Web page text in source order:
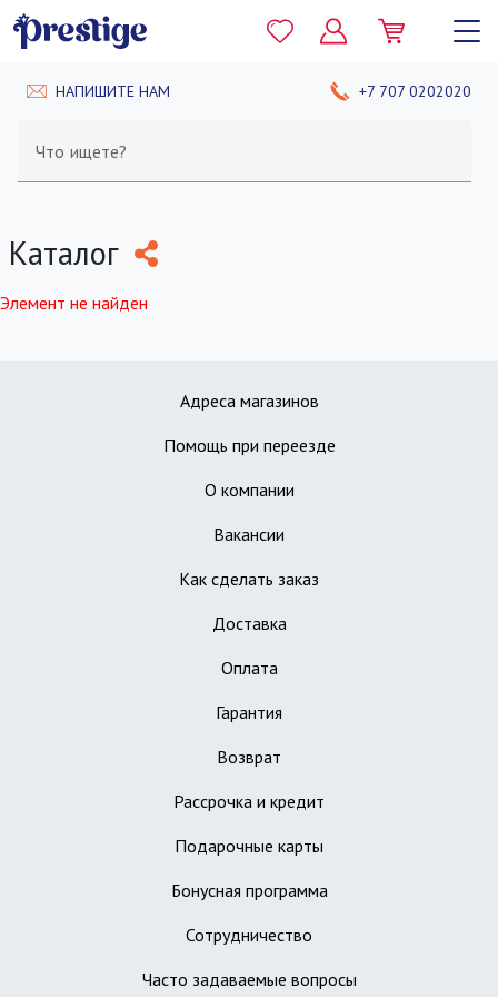
НАПИШИТЕ НАМ +7 707 0202020
Что ищете?
Каталог
Элемент не найден
Адреса магазинов
Помощь при переезде
О компании
Вакансии
Как сделать заказ
Доставка
Оплата
Гарантия
Возврат
Рассрочка и кредит
Подарочные карты
Бонусная программа
Сотрудничество
Часто задаваемые вопросы